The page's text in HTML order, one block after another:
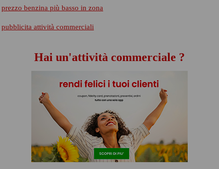
prezzo benzina più basso in zona
pubblicita attività commerciali
Hai un'attività commerciale ?